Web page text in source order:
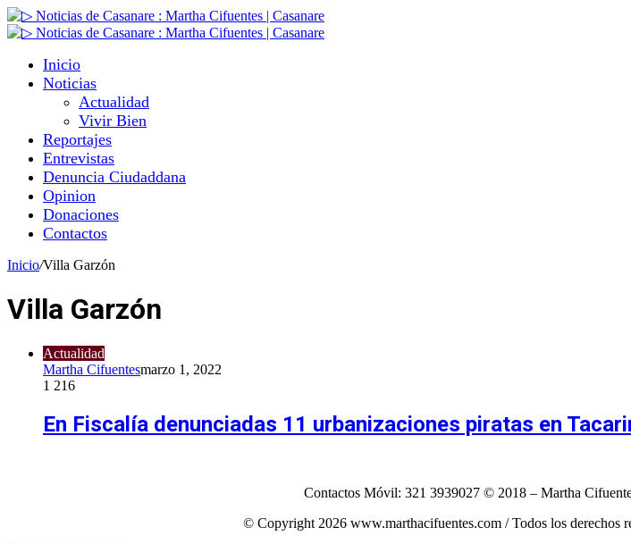
Inicio
Noticias
Actualidad
Vivir Bien
Reportajes
Entrevistas
Denuncia Ciudaddana
Opinion
Donaciones
Contactos
Inicio/Villa Garzón
Villa Garzón
Actualidad
Martha Cifuentesmarzo 1, 2022
1 216
En Fiscalía denunciadas 11 urbanizaciones piratas en
Contactos Móvil: 321 3939027 © 2018 – Martha
© Copyright 2026 www.marthacifuentes.com / Todos los derechos